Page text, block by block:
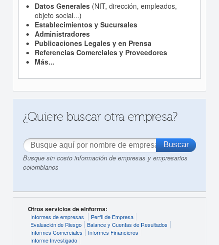
Datos Generales(NIT, dirección, empleados,
objeto social...)
Establecimientos y Sucursales
Administradores
Publicaciones Legales y en Prensa
Referencias Comerciales y Proveedores
Más...
¿Quiere buscar otra empresa?
Busque sin costo información de empresas y empresarios
colombianos
Otros servicios de eInforma:
Informes de empresas
Perfil de Empresa
Evaluación de Riesgo
Balance y Cuentas de Resultados
Informes Comerciales
Informes Financieros
Informe Investigado